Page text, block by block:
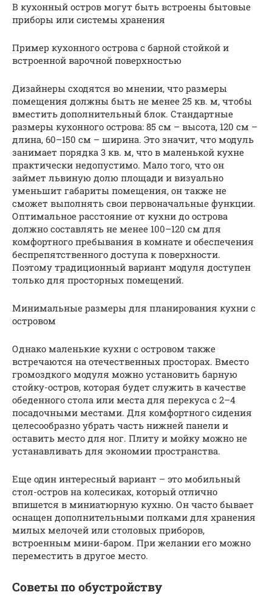
В кухонный остров могут быть встроены бытовые
приборы или системы хранения
Пример кухонного острова с барной стойкой и
встроенной варочной поверхностью
Дизайнеры сходятся во мнении, что размеры
помещения должны быть не менее 25 кв. м, чтобы
вместить дополнительный блок. Стандартные
размеры кухонного острова: 85 см – высота, 120 см –
длина, 60–150 см – ширина. Это значит, что модуль
занимает порядка 3 кв. м, что в маленькой кухне
практически недопустимо. Мало того, что он
займет львиную долю площади и визуально
уменьшит габариты помещения, он также не
сможет выполнять свои первоначальные функции.
Оптимальное расстояние от кухни до острова
должно составлять не менее 100–120 см для
комфортного пребывания в комнате и обеспечения
беспрепятственного доступа к поверхности.
Поэтому традиционный вариант модуля доступен
только для просторных помещений.
Минимальные размеры для планирования кухни с
островом
Однако маленькие кухни с островом также
встречаются на отечественных просторах. Вместо
громоздкого модуля можно установить барную
стойку-остров, которая будет служить в качестве
обеденного стола или места для перекуса с 2–4
посадочными местами. Для комфортного сидения
целесообразно убрать часть нижней панели и
оставить место для ног. Плиту и мойку можно не
устанавливать для экономии пространства.
Еще один интересный вариант – это мобильный
стол-остров на колесиках, который отлично
впишется в миниатюрную кухню. Он часто бывает
оснащен дополнительными полками для хранения
милых мелочей или столовых приборов,
встроенным мини-баром. При желании его можно
переместить в другое место.
Советы по обустройству